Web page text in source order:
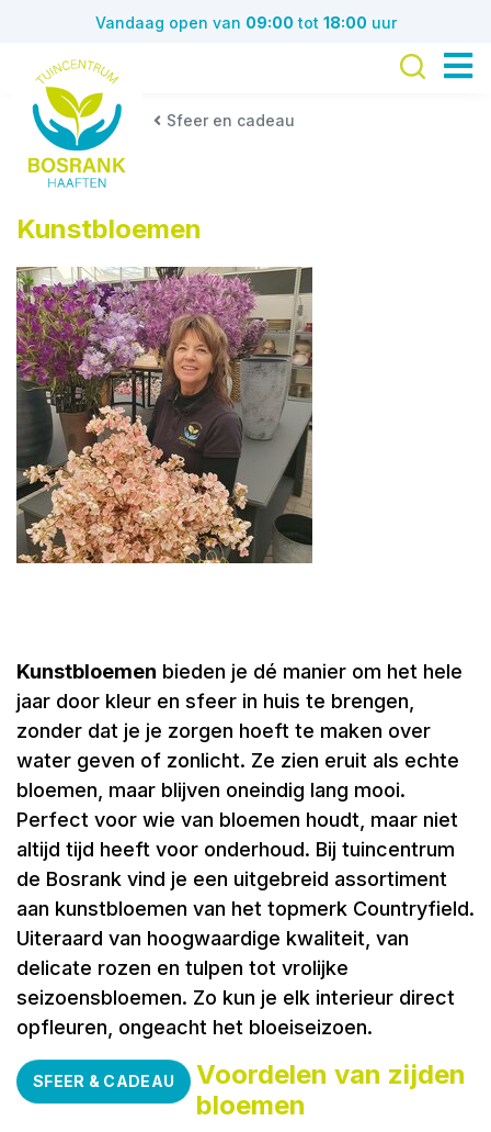
Sfeer en cadeau
Vandaag open van 09:00 tot 18:00 uur
Kunstbloemen
Kunstbloemen bieden je dé manier om het hele
jaar door kleur en sfeer in huis te brengen,
zonder dat je je zorgen hoeft te maken over
water geven of zonlicht. Ze zien eruit als echte
bloemen, maar blijven oneindig lang mooi.
Perfect voor wie van bloemen houdt, maar niet
altijd tijd heeft voor onderhoud. Bij tuincentrum
de Bosrank vind je een uitgebreid assortiment
aan kunstbloemen van het topmerk Countryfield.
Uiteraard van hoogwaardige kwaliteit, van
delicate rozen en tulpen tot vrolijke
seizoensbloemen. Zo kun je elk interieur direct
opfleuren, ongeacht het bloeiseizoen.
SFEER & CADEAU
Voordelen van zijden
bloemen